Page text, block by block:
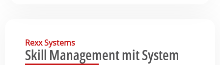
Rexx Systems
Skill Management mit System